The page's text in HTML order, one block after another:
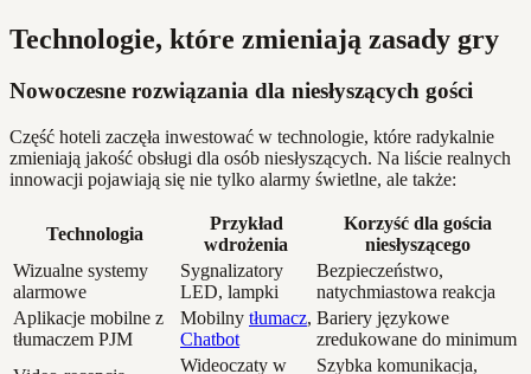
Technologie, które zmieniają zasady gry
Nowoczesne rozwiązania dla niesłyszących gości
Część hoteli zaczęła inwestować w technologie, które radykalnie
zmieniają jakość obsługi dla osób niesłyszących. Na liście realnych
innowacji pojawiają się nie tylko alarmy świetlne, ale także:
Technologia
Przykład
wdrożenia
Korzyść dla gościa
niesłyszącego
Wizualne systemy
alarmowe
Sygnalizatory
LED, lampki
Bezpieczeństwo,
natychmiastowa reakcja
Aplikacje mobilne z
tłumaczem PJM
Mobilny tłumacz,
Chatbot
Bariery językowe
zredukowane do minimum
Wideoczaty w
Szybka komunikacja,